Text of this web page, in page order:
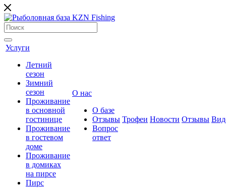
Услуги
Летний
сезон
Зимний
сезон
Проживание
в основной
гостинице
Проживание
в гостевом
доме
Проживание
в домиках
на пирсе
Пирс
О нас
О базе
Отзывы
Вопрос
ответ
Трофеи Новости Отзывы